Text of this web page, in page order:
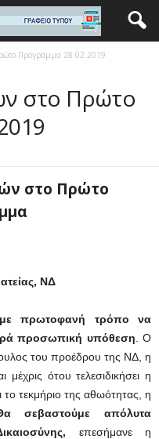
Πρόγραμμα 28.02.2019
στο Πρώτο
στο Πρώτο
ΝΔ
με πρωτοφανή τρόπο να
προσωπική υπόθεση . Ο
του προέδρου της ΝΔ, η
μέχρις ότου τελεσιδικήσει η
τεκμήριο της αθωότητας, η
σεβαστούμε απόλυτα
επεσήμανε η